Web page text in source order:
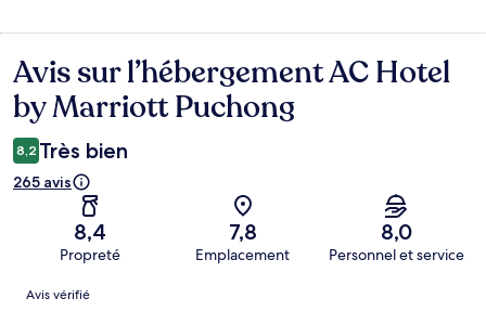
Avis
Avis sur l’hébergement AC Hotel
by Marriott Puchong
8,2 Très bien
265 avis
8,4
Propreté
7,8
Emplacement
8,0
Personnel et service
Avis
Avis vérifié